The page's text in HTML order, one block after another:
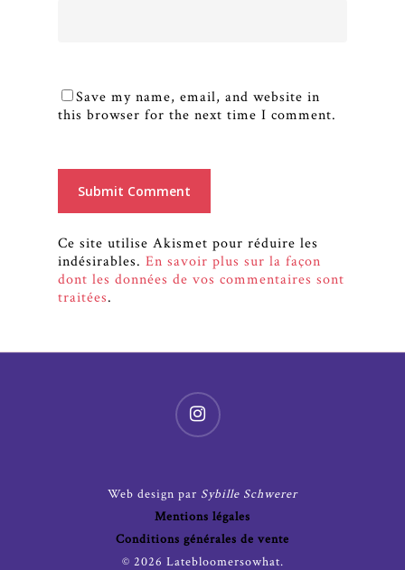
Save my name, email, and website in
this browser for the next time I comment.
Ce site utilise Akismet pour réduire les
indésirables. En savoir plus sur la façon
dont les données de vos commentaires sont
traitées.
Web design par Sybille Schwerer
Mentions légales
Conditions générales de vente
© 2026 Latebloomersowhat.